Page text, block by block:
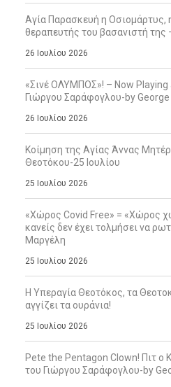
Αγία Παρασκευή η Οσιομάρτυς,
θεραπευτής του βασανιστή της
26 Ιουλίου 2026
«Σινέ ΟΛΥΜΠΟΣ»! – Now Playing
Γιώργου Σαράφογλου-by
26 Ιουλίου 2026
Κοίμηση της Αγίας Άννας
Θεοτόκου-25 Ιουλίου
25 Ιουλίου 2026
«Χώρος Covid Free» = «Χώρος
κανείς δεν έχει τολμήσει να
Μαργέλη
25 Ιουλίου 2026
Η Υπεραγία Θεοτόκος, τα
αγγίζει τα ουράνια!
25 Ιουλίου 2026
Pete the Pentagon Clown! Πιτ ο
του Γιώργου Σαράφογλου-by